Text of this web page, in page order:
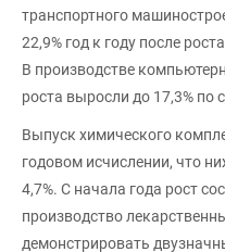
транспортного
22,9% год к году после
В производстве
роста выросли до 17,3% по
Выпуск химического
годовом исчислении, что
4,7%. С начала года рост
производство
демонстрировать